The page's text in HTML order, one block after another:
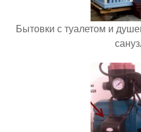
Бытовки с туалетом и